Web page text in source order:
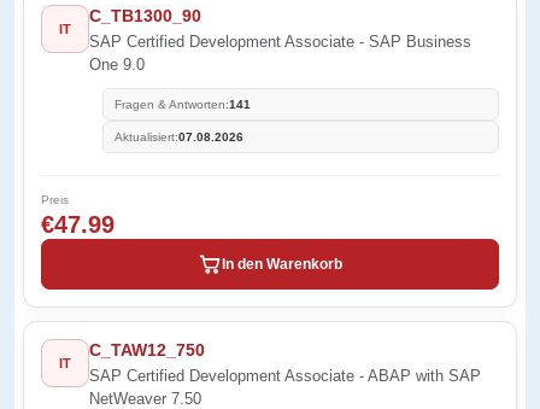
IT
C_TB1300_90
SAP Certified Development Associate - SAP Business
One 9.0
Fragen & Antworten:141
Aktualisiert:07.08.2026
Preis
€47.99
In den Warenkorb
IT
C_TAW12_750
SAP Certified Development Associate - ABAP with SAP
NetWeaver 7.50